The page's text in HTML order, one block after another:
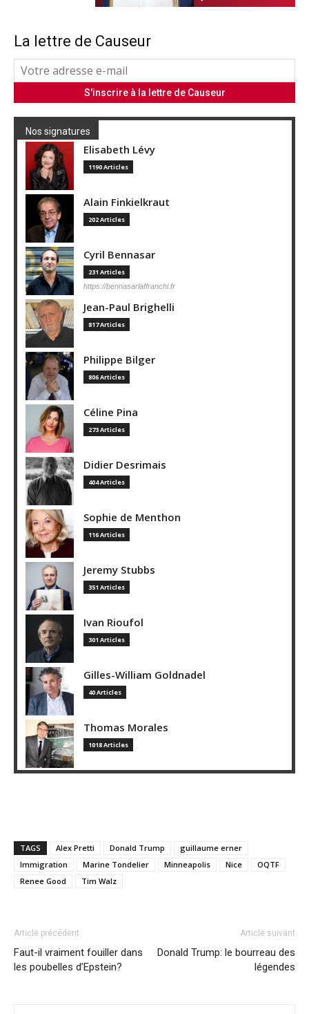
La lettre de Causeur
Nos signatures
Elisabeth Lévy
1190 Articles
Alain Finkielkraut
202 Articles
Cyril Bennasar
231 Articles
https://bennasarlaffranchi.fr
Jean-Paul Brighelli
817 Articles
Philippe Bilger
806 Articles
Céline Pina
273 Articles
Didier Desrimais
404 Articles
Sophie de Menthon
116 Articles
Jeremy Stubbs
351 Articles
Ivan Rioufol
301 Articles
Gilles-William Goldnadel
40 Articles
Thomas Morales
1018 Articles
TAGS Alex Pretti Donald Trump
guillaume erner
Immigration
Marine Tondelier Minneapolis Nice
OQTF
Renee Good
Tim Walz
Article précédent
Faut-il vraiment fouiller dans
les poubelles d’Epstein?
Article suivant
Donald Trump: le bourreau des
légendes